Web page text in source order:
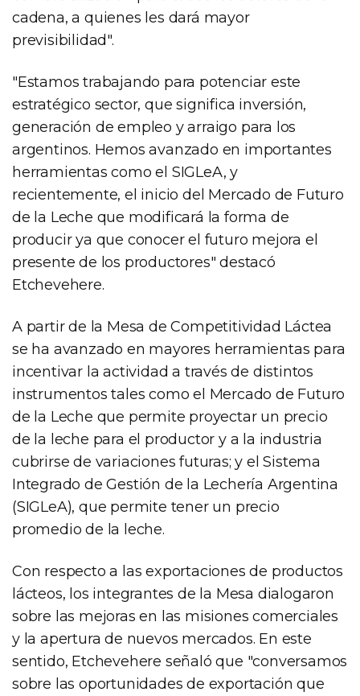
cadena, a quienes les dará mayor
previsibilidad".
"Estamos trabajando para potenciar este
estratégico sector, que significa inversión,
generación de empleo y arraigo para los
argentinos. Hemos avanzado en importantes
herramientas como el SIGLeA, y
recientemente, el inicio del Mercado de Futuro
de la Leche que modificará la forma de
producir ya que conocer el futuro mejora el
presente de los productores" destacó
Etchevehere.
A partir de la Mesa de Competitividad Láctea
se ha avanzado en mayores herramientas para
incentivar la actividad a través de distintos
instrumentos tales como el Mercado de Futuro
de la Leche que permite proyectar un precio
de la leche para el productor y a la industria
cubrirse de variaciones futuras; y el Sistema
Integrado de Gestión de la Lechería Argentina
(SIGLeA), que permite tener un precio
promedio de la leche.
Con respecto a las exportaciones de productos
lácteos, los integrantes de la Mesa dialogaron
sobre las mejoras en las misiones comerciales
y la apertura de nuevos mercados. En este
sentido, Etchevehere señaló que "conversamos
sobre las oportunidades de exportación que